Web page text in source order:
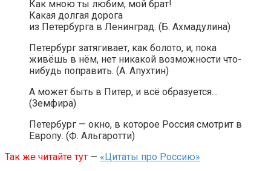
Как мною ты любим, мой брат!
Какая долгая дорога
из Петербурга в Ленинград. (Б. Ахмадулина)
Петербург затягивает, как болото, и, пока
живёшь в нём, нет никакой возможности что-
нибудь поправить. (А. Апухтин)
А может быть в Питер, и всё образуется…
(Земфира)
Петербург — окно, в которое Россия смотрит в
Европу. (Ф. Альгаротти)
Так же читайте тут — «Цитаты про Россию»